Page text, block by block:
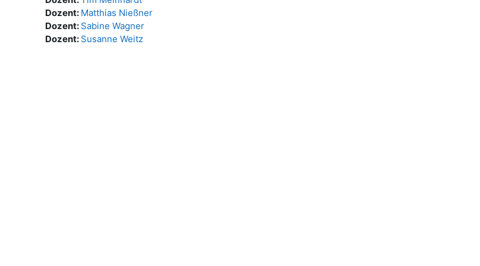
Dozent: Matthias Nießner
Dozent: Sabine Wagner
Dozent: Susanne Weitz